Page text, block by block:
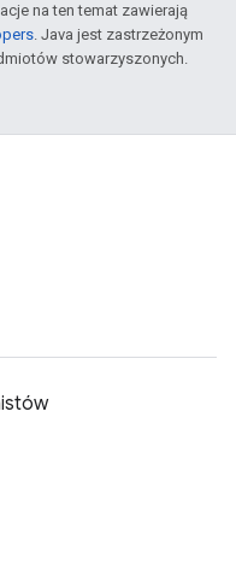
na ten temat zawierają
. Java jest zastrzeżonym
stowarzyszonych.